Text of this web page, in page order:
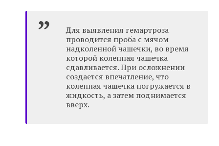
Для выявления гемартроза
проводится проба с мячом
надколенной чашечки, во время
которой коленная чашечка
сдавливается. При осложнении
создается впечатление, что
коленная чашечка погружается в
жидкость, а затем поднимается
вверх.